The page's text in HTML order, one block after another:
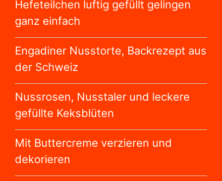
Hefeteilchen luftig gefüllt gelingen
ganz einfach
Engadiner Nusstorte, Backrezept aus
der Schweiz
Nussrosen, Nusstaler und leckere
gefüllte Keksblüten
Mit Buttercreme verzieren und
dekorieren